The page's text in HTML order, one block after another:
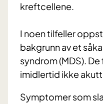
kreftcellene.
I noen tilfeller
bakgrunn av et
syndrom (MDS).
imidlertid ikke
Symptomer som